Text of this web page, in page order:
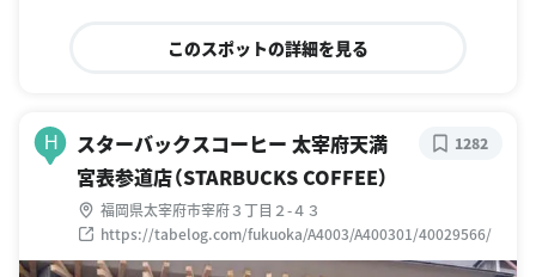
このスポットの詳細を見る
H
スターバックスコーヒー 太宰府天満
宮表参道店（STARBUCKS COFFEE）
福岡県太宰府市宰府３丁目２-４３
https://tabelog.com/fukuoka/A4003/A400301/40029566/
1282